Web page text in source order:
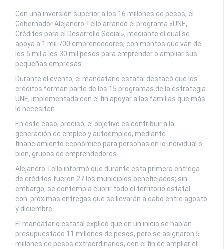
Con una inversión superior a los 16 millones de pesos, el
Gobernador Alejandro Tello arrancó el programa «UNE,
Créditos para el Desarrollo Social», mediante el cual se
apoya a 1 mil 700 emprendedores, con montos que van de
los 5 mil a los 30 mil pesos para emprender o ampliar sus
pequeñas empresas.
Durante el evento, el mandatario estatal destacó que los
créditos forman parte de los 15 programas de la estrategia
UNE, implementada con el fin apoyar a las familias que más
lo necesitan.
En este caso, precisó, el objetivo es contribuir a la
generación de empleo y autoempleo, mediante
financiamiento económico para personas en lo individual o
bien, grupos de emprendedores.
Alejandro Tello informó que durante esta primera entrega
de créditos fueron 27 los municipios beneficiados; sin
embargo, se contempla cubrir todo el territorio estatal
con próximas entregas que se llevarán a cabo entre agosto
y diciembre.
El mandatario estatal explicó que en un inicio se habían
presupuestado 11 millones de pesos, pero se asignaron 5
millones de pesos extraordinarios, con el fin de ampliar el